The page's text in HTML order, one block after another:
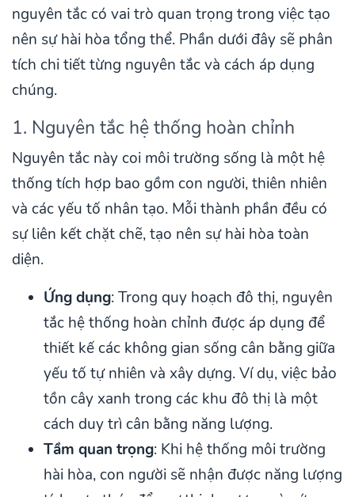
nguyên tắc có vai trò quan trọng trong việc tạo
nên sự hài hòa tổng thể. Phần dưới đây sẽ phân
tích chi tiết từng nguyên tắc và cách áp dụng
chúng.
1. Nguyên tắc hệ thống hoàn chỉnh
Nguyên tắc này coi môi trường sống là một hệ
thống tích hợp bao gồm con người, thiên nhiên
và các yếu tố nhân tạo. Mỗi thành phần đều có
sự liên kết chặt chẽ, tạo nên sự hài hòa toàn
diện.
Ứng dụng: Trong quy hoạch đô thị, nguyên
tắc hệ thống hoàn chỉnh được áp dụng để
thiết kế các không gian sống cân bằng giữa
yếu tố tự nhiên và xây dựng. Ví dụ, việc bảo
tồn cây xanh trong các khu đô thị là một
cách duy trì cân bằng năng lượng.
Tầm quan trọng: Khi hệ thống môi trường
hài hòa, con người sẽ nhận được năng lượng